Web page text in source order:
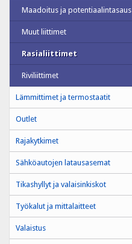
Maadoitus ja potentiaalintasaus
Muut liittimet
Rasialiittimet
Riviliittimet
Lämmittimet ja termostaatit
Outlet
Rajakytkimet
Sähköautojen latausasemat
Tikashyllyt ja valaisinkiskot
Työkalut ja mittalaitteet
Valaistus